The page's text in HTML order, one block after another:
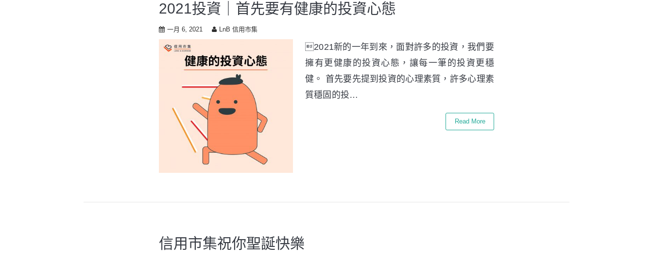
2021投資｜首先要有健康的投資心態
一月 6, 2021 LnB 信用市集
2021新的一年到來，面對許多的投資，我們要
擁有更健康的投資心態，讓每一筆的投資更穩
健。 首先要先提到投資的心理素質，許多心理素
質穩固的投…
Read More
信用市集祝你聖誕快樂